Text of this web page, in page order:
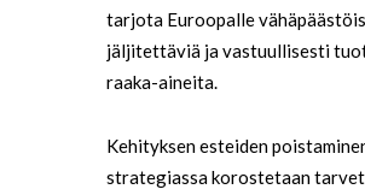
tarjota Euroopalle
jäljitettäviä ja vastuullisesti
raaka-aineita.
Kehityksen esteiden
strategiassa korostetaan